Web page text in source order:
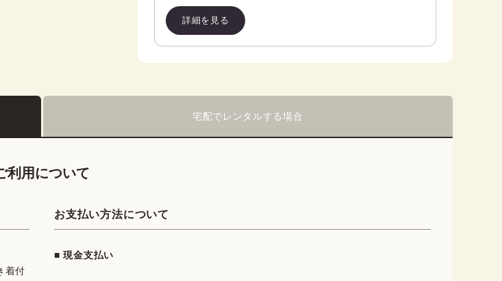
詳細を見る
宅配でレンタルする場合
利用について
着付
お支払い方法について
■ 現金支払い